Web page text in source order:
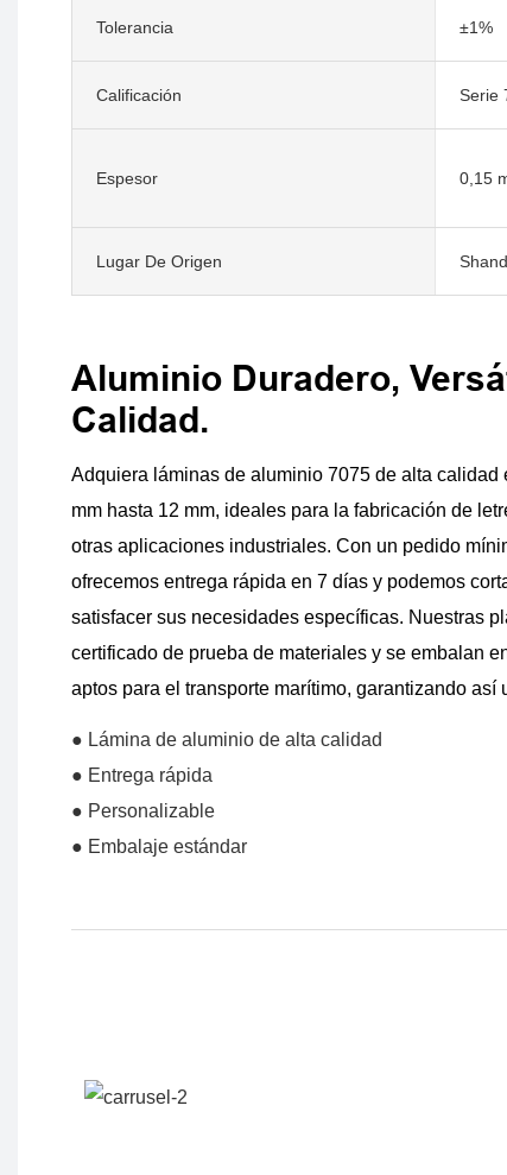
Tolerancia ±1%
Calificación Serie
Espesor 0,15
Lugar De Origen
Aluminio Duradero,
Calidad.
Adquiera láminas de aluminio 7075 de alta calidad
mm hasta 12 mm, ideales para la fabricación de
otras aplicaciones industriales. Con un pedido
ofrecemos entrega rápida en 7 días y podemos
satisfacer sus necesidades específicas. Nuestras
certificado de prueba de materiales y se embalan
aptos para el transporte marítimo, garantizando así
● Lámina de aluminio de alta calidad
● Entrega rápida
● Personalizable
● Embalaje estándar